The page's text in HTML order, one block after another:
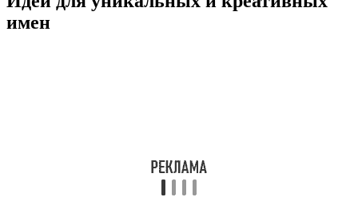
имен